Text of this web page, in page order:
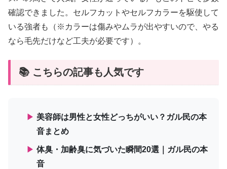
確認できました。セルフカットやセルフカラーを駆使して
いる強者も（※カラーは傷みやムラが出やすいので、やる
なら毛先だけなど工夫が必要です）。
📚 こちらの記事も人気です
▶ 美容師は男性と女性どっちがいい？ガル民の本
音まとめ
▶ 体臭・加齢臭に気づいた瞬間20選｜ガル民の本
音